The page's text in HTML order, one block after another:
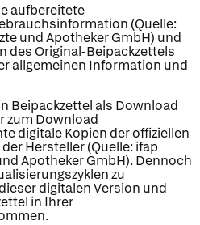
aufbereitete
(Quelle:
und Apotheker GmbH) und
des Original-Beipackzettels
allgemeinen Information und
Beipackzettel als Download
zum Download
digitale Kopien der offiziellen
Hersteller (Quelle: ifap
Apotheker GmbH). Dennoch
zu
digitalen Version und
in Ihrer